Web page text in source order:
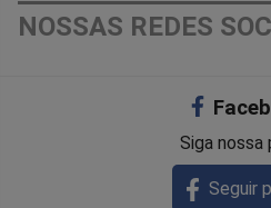
NOSSAS REDES
Siga nossa
Seguir